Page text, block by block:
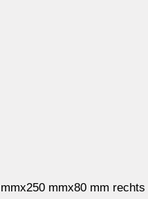
mmx80 mm rechts